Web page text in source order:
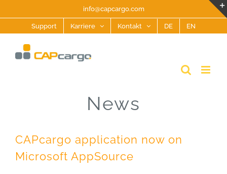
springen
info@capcargo.com
Support Karriere Kontakt DE EN
News
CAPcargo application now on
Microsoft AppSource